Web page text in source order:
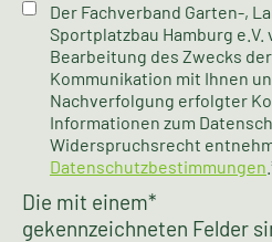
Der Fachverband Garten-,
Sportplatzbau Hamburg
Bearbeitung des Zwecks
Kommunikation mit Ihnen
Nachverfolgung erfolgter
Informationen zum
Widerspruchsrecht
Datenschutzbestimmungen
Die mit einem*
gekennzeichneten Felder